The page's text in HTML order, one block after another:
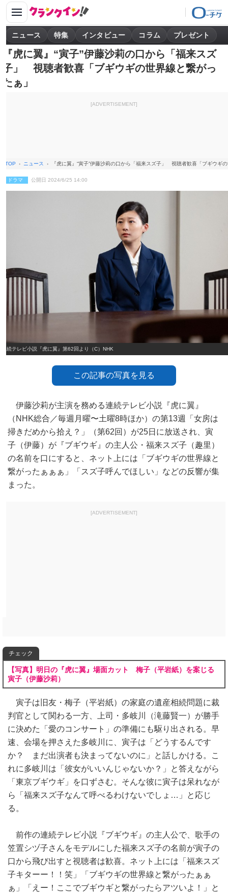
ニュース 特集 インタビュー コラム プレゼント
『虎に翼』“寅子”伊藤沙莉の口から「福来スズ
子」 視聴者歓喜「ブギウギの世界線と繋がっ
たぁ」
[ADVERTISEMENT]
TOP ニュース 『虎に翼』“寅子”伊藤沙莉の口から「福来スズ子」 視聴者歓喜「ブギウギ
ドラマ 公開日 2024/6/25 14:00
連続テレビ小説『虎に翼』第62回より（C）NHK
この記事の写真を見る
伊藤沙莉が主演を務める連続テレビ小説『虎に翼』
（NHK総合／毎週月曜〜土曜8時ほか）の第13週「女房は
掃きだめから拾え？」（第62回）が25日に放送され、寅
子（伊藤）が『ブギウギ』の主人公・福来スズ子（趣里）
の名前を口にすると、ネット上には「ブギウギの世界線と
繋がったぁぁぁ」「スズ子呼んでほしい」などの反響が集
まった。
[ADVERTISEMENT]
チェック
【写真】明日の『虎に翼』場面カット 梅子（平岩紙）を案じる
寅子（伊藤沙莉）
寅子は旧友・梅子（平岩紙）の家庭の遺産相続問題に裁
判官として関わる一方、上司・多岐川（滝藤賢一）が勝手
に決めた「愛のコンサート」の準備にも駆り出される。早
速、会場を押さえた多岐川に、寅子は「どうするんです
か？ まだ出演者も決まってないのに」と話しかける。こ
れに多岐川は「彼女がいいんじゃないか？」と答えながら
「東京ブギウギ」を口ずさむ。そんな彼に寅子は呆れなが
ら「福来スズ子なんて呼べるわけないでしょ…」と応じ
る。
前作の連続テレビ小説『ブギウギ』の主人公で、歌手の
笠置シヅ子さんをモデルにした福来スズ子の名前が寅子の
口から飛び出すと視聴者は歓喜。ネット上には「福来スズ
子キターー！！笑」「ブギウギの世界線と繋がったぁぁ
ぁ」「えー！ここでブギウギと繋がったらアツいよ！」と